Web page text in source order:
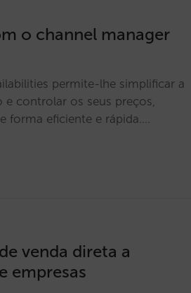
o channel manager
permite-lhe simplificar a
controlar os seus preços,
forma eficiente e rápida.…
venda direta a
empresas